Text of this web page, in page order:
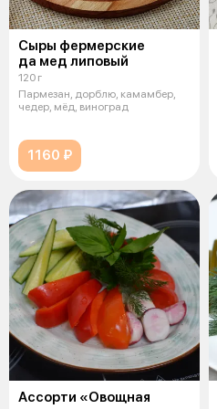
Сыры фермерские
да мед липовый
120 г
Пармезан, дорблю, камамбер,
чедер, мёд, виноград
1160 ₽
Ассорти «Овощная